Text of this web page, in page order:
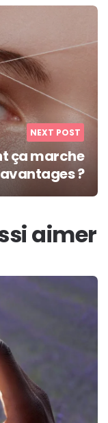
NEXT POST
ça marche
?
aimer